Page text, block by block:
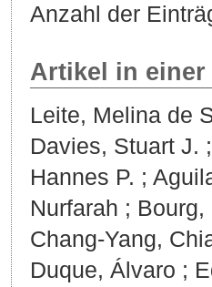
Anzahl der
Artikel in
Leite, Melina de
Davies, Stuart J.
Hannes P. ;
Nurfarah ; Bourg,
Chang‐Yang,
Duque, Álvaro ;